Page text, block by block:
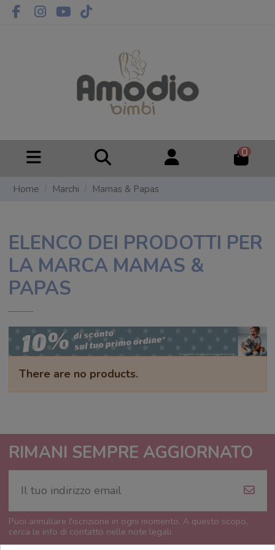
0
Home Marchi Mamas & Papas
ELENCO DEI PRODOTTI PER
LA MARCA MAMAS &
PAPAS
There are no products.
RIMANI SEMPRE AGGIORNATO
Puoi annullare l'iscrizione in ogni momento. A questo scopo,
cerca le info di contatto nelle note legali.